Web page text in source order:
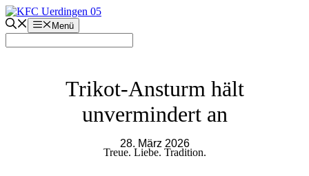
Zum
Inhalt
springen
Menü
Trikot-Ansturm hält
unvermindert an
28. März 2026
Treue. Liebe. Tradition.